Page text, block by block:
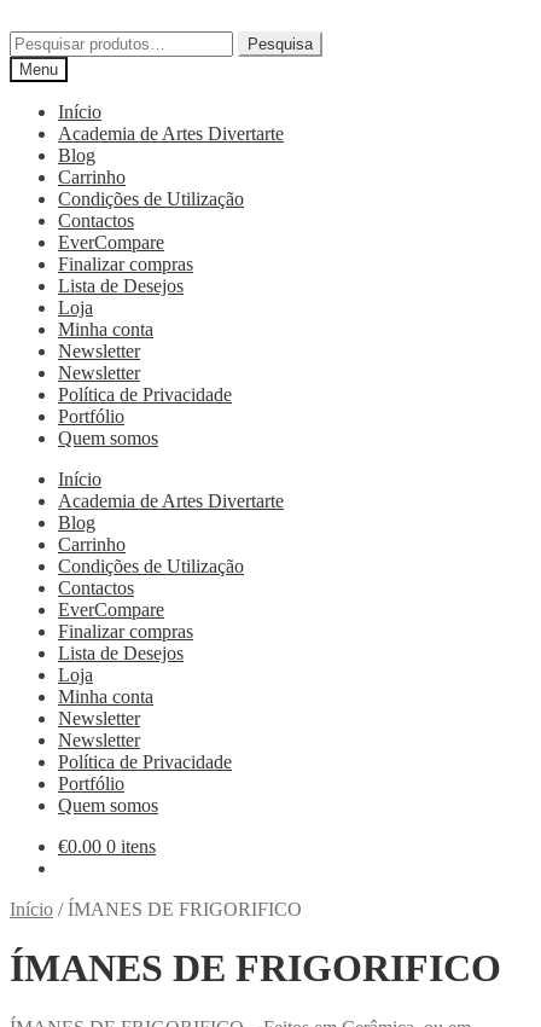
Pesquisa
Menu
Início
Academia de Artes Divertarte
Blog
Carrinho
Condições de Utilização
Contactos
EverCompare
Finalizar compras
Lista de Desejos
Loja
Minha conta
Newsletter
Newsletter
Política de Privacidade
Portfólio
Quem somos
Início
Academia de Artes Divertarte
Blog
Carrinho
Condições de Utilização
Contactos
EverCompare
Finalizar compras
Lista de Desejos
Loja
Minha conta
Newsletter
Newsletter
Política de Privacidade
Portfólio
Quem somos
€0.00 0 itens
Início /ÍMANES DE FRIGORIFICO
ÍMANES DE FRIGORIFICO